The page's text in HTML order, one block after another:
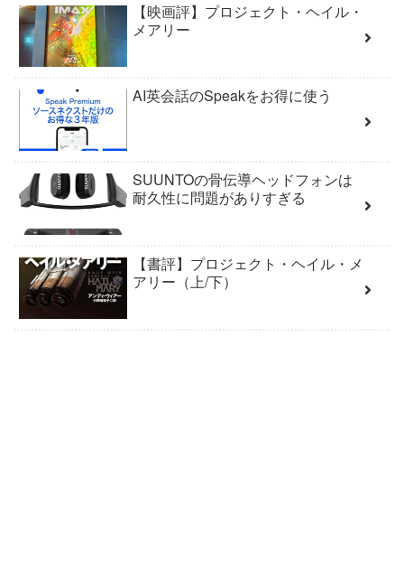
【映画評】プロジェクト・ヘイル・
メアリー
AI英会話のSpeakをお得に使う
SUUNTOの骨伝導ヘッドフォンは
耐久性に問題がありすぎる
【書評】プロジェクト・ヘイル・メ
アリー（上/下）